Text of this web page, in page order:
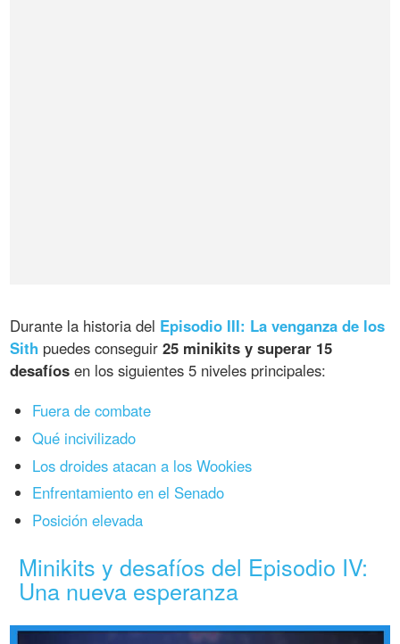
Durante la historia del Episodio III: La venganza de los
Sith puedes conseguir25 minikits y superar 15
desafíos en los siguientes 5 niveles principales:
Fuera de combate
Qué incivilizado
Los droides atacan a los Wookies
Enfrentamiento en el Senado
Posición elevada
Minikits y desafíos del Episodio IV:
Una nueva esperanza